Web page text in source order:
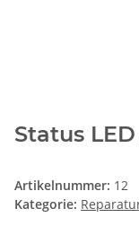
Status
Artikelnummer: 12
Kategorie: